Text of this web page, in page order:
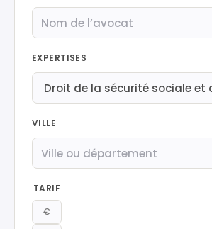
EXPERTISES
VILLE
TARIF
€